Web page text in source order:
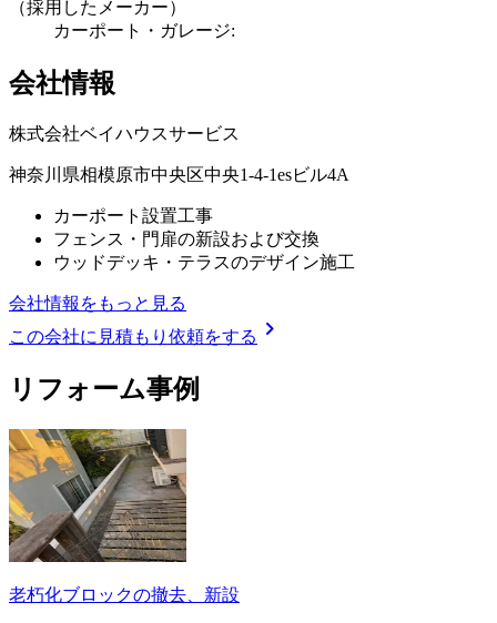
（採用したメーカー）
カーポート・ガレージ:
会社情報
株式会社ベイハウスサービス
神奈川県相模原市中央区中央1-4-1esビル4A
カーポート設置工事
フェンス・門扉の新設および交換
ウッドデッキ・テラスのデザイン施工
会社情報をもっと見る
この会社に見積もり依頼をする chevron_right
リフォーム事例
老朽化ブロックの撤去、新設